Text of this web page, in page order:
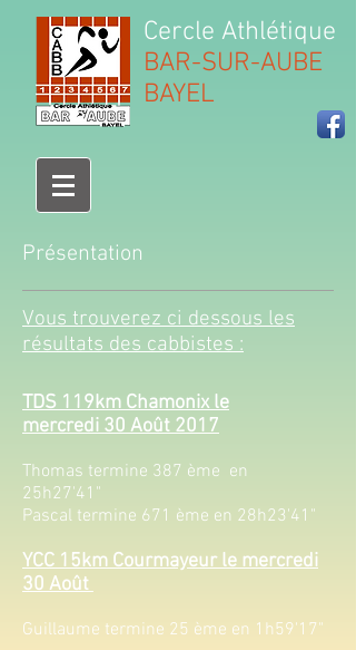
Cercle Athlétique
BAR-SUR-AUBE
BAYEL
Présentation
Vous trouverez ci dessous les
résultats des cabbistes :
TDS 119km Chamonix le
mercredi 30 Août 2017​
Thomas termine 387 ème en
25h27'41"
Pascal termine 671 ème en 28h23'41"
YCC 15km Courmayeur le mercredi
30 Août
Guillaume termine 25 ème en 1h59'17"